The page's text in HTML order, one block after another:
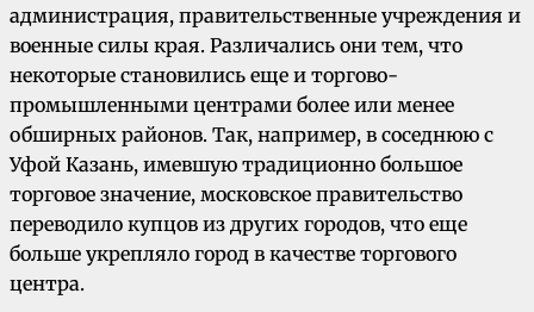
администрация, правительственные учреждения и
военные силы края. Различались они тем, что
некоторые становились еще и торгово-
промышленными центрами более или менее
обширных районов. Так, например, в соседнюю с
Уфой Казань, имевшую традиционно большое
торговое значение, московское правительство
переводило купцов из других городов, что еще
больше укрепляло город в качестве торгового
центра.